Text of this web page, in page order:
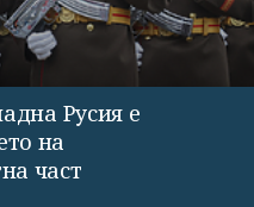
Русия е
на
част